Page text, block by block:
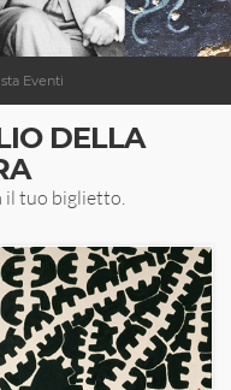
Eventi
DELLA
il tuo biglietto.